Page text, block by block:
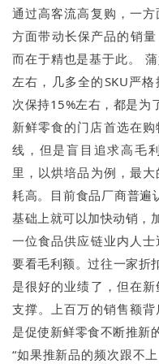
通过高客流高复购，一
方面带动长保产品的销
而在于精也是基于此。
左右，几多全的SKU严
次保持15%左右，都是为
新鲜零食的门店首选在
线，但是盲目追求高毛
里，以烘培品为例，最
耗高。目前食品厂商普遍
基础上就可以加快动销，
一位食品供应链业内人
要看毛利额。过往一家折
是很好的业绩了，但在
支撑。上百万的销售额
是促使新鲜零食不断推新
“如果推新品的频次跟不